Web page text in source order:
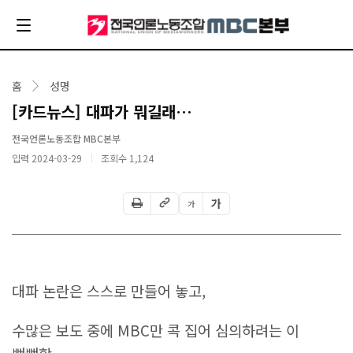
홈 성명
[카드뉴스] 대파가 뭐길래…
전국언론노동조합 MBC본부
입력 2024-03-29
조회수 1,124
가 가
대파 논란은 스스로 만들어 놓고,
수많은 보도 중에 MBC만 콕 집어 심의하려는 이